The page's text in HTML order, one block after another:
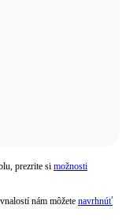
prezrite si možnosti
nám môžete navrhnúť